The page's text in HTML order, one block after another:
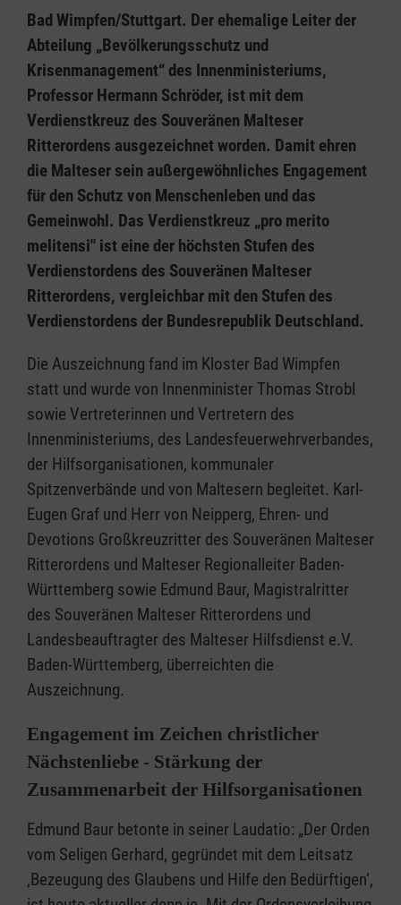
Bad Wimpfen/Stuttgart. Der ehemalige Leiter der
Abteilung „Bevölkerungsschutz und
Krisenmanagement“ des Innenministeriums,
Professor Hermann Schröder, ist mit dem
Verdienstkreuz des Souveränen Malteser
Ritterordens ausgezeichnet worden. Damit ehren
die Malteser sein außergewöhnliches Engagement
für den Schutz von Menschenleben und das
Gemeinwohl. Das Verdienstkreuz „pro merito
melitensi" ist eine der höchsten Stufen des
Verdienstordens des Souveränen Malteser
Ritterordens, vergleichbar mit den Stufen des
Verdienstordens der Bundesrepublik Deutschland.
Die Auszeichnung fand im Kloster Bad Wimpfen
statt und wurde von Innenminister Thomas Strobl
sowie Vertreterinnen und Vertretern des
Innenministeriums, des Landesfeuerwehrverbandes,
der Hilfsorganisationen, kommunaler
Spitzenverbände und von Maltesern begleitet. Karl-
Eugen Graf und Herr von Neipperg, Ehren- und
Devotions Großkreuzritter des Souveränen Malteser
Ritterordens und Malteser Regionalleiter Baden-
Württemberg sowie Edmund Baur, Magistralritter
des Souveränen Malteser Ritterordens und
Landesbeauftragter des Malteser Hilfsdienst e.V.
Baden-Württemberg, überreichten die
Auszeichnung.
Engagement im Zeichen christlicher
Nächstenliebe - Stärkung der
Zusammenarbeit der Hilfsorganisationen
Edmund Baur betonte in seiner Laudatio: „Der Orden
vom Seligen Gerhard, gegründet mit dem Leitsatz
‚Bezeugung des Glaubens und Hilfe den Bedürftigen‘,